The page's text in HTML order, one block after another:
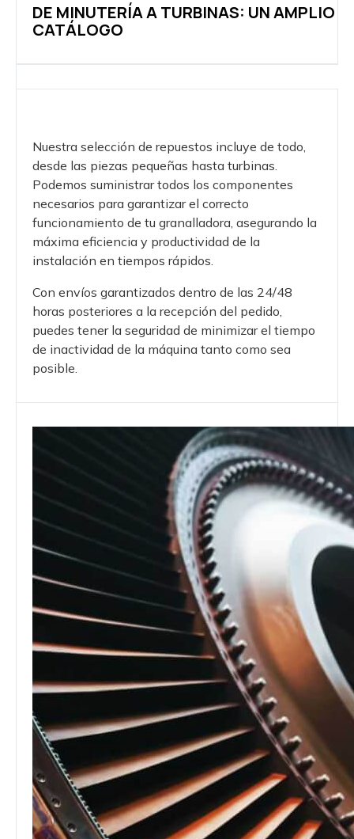
DE MINUTERÍA A TURBINAS: UN AMPLIO
CATÁLOGO
Nuestra selección de repuestos incluye de todo,
desde las piezas pequeñas hasta turbinas.
Podemos suministrar todos los componentes
necesarios para garantizar el correcto
funcionamiento de tu granalladora, asegurando la
máxima eficiencia y productividad de la
instalación en tiempos rápidos.
Con envíos garantizados dentro de las 24/48
horas posteriores a la recepción del pedido,
puedes tener la seguridad de minimizar el tiempo
de inactividad de la máquina tanto como sea
posible.